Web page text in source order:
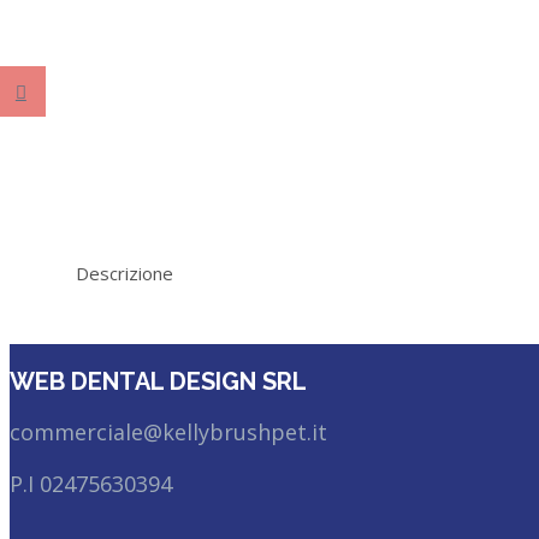
Descrizione
WEB DENTAL DESIGN SRL
commerciale@kellybrushpet.it
P.I 02475630394